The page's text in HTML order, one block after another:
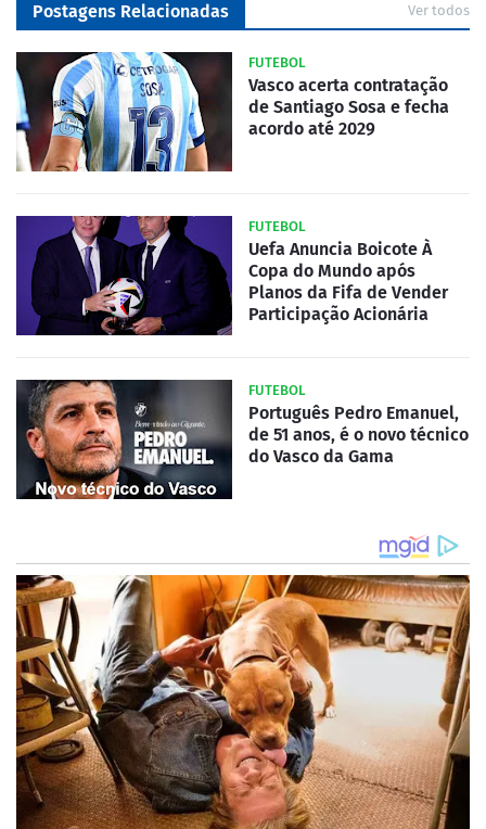
Postagens Relacionadas Ver todos
FUTEBOL
Vasco acerta contratação
de Santiago Sosa e fecha
acordo até 2029
FUTEBOL
Uefa Anuncia Boicote À
Copa do Mundo após
Planos da Fifa de Vender
Participação Acionária
FUTEBOL
Português Pedro Emanuel,
de 51 anos, é o novo técnico
do Vasco da Gama